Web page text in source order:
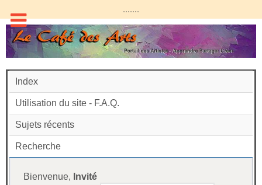
.......
Index
Utilisation du site - F.A.Q.
Sujets récents
Recherche
Bienvenue, Invité